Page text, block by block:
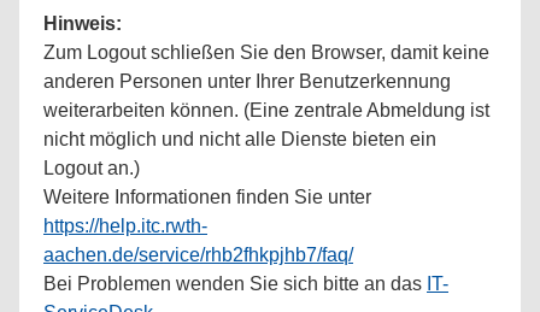
Hinweis:
Zum Logout schließen Sie den Browser, damit keine
anderen Personen unter Ihrer Benutzerkennung
weiterarbeiten können. (Eine zentrale Abmeldung ist
nicht möglich und nicht alle Dienste bieten ein
Logout an.)
Weitere Informationen finden Sie unter
https://help.itc.rwth-
aachen.de/service/rhb2fhkpjhb7/faq/
Bei Problemen wenden Sie sich bitte an das IT-